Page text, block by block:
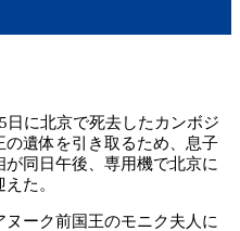
に北京で死去したカンボジ
遺体を引き取るため、息子
同日午後、専用機で北京に
た。
ーク前国王のモニク夫人に